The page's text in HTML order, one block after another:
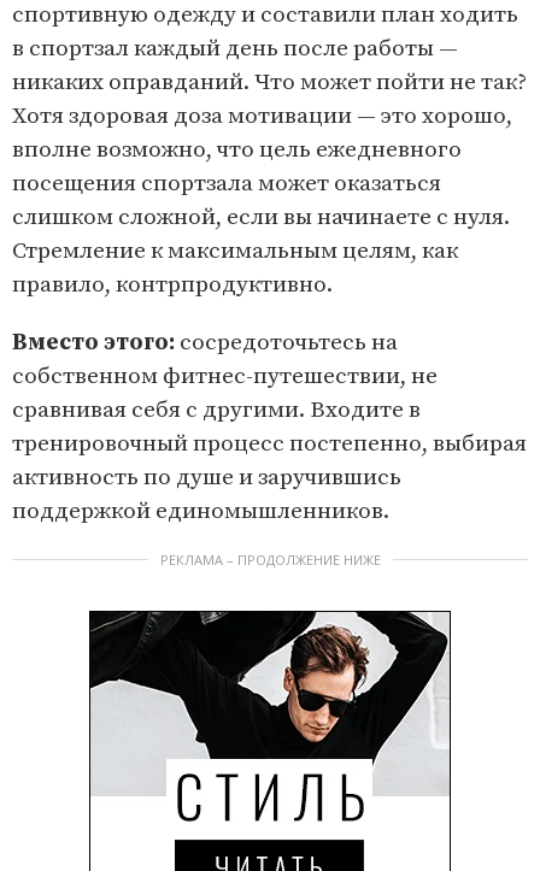
спортивную одежду и составили план ходить
в спортзал каждый день после работы —
никаких оправданий. Что может пойти не так?
Хотя здоровая доза мотивации — это хорошо,
вполне возможно, что цель ежедневного
посещения спортзала может оказаться
слишком сложной, если вы начинаете с нуля.
Стремление к максимальным целям, как
правило, контрпродуктивно.
Вместо этого: сосредоточьтесь на
собственном фитнес-путешествии, не
сравнивая себя с другими. Входите в
тренировочный процесс постепенно, выбирая
активность по душе и заручившись
поддержкой единомышленников.
РЕКЛАМА – ПРОДОЛЖЕНИЕ НИЖЕ